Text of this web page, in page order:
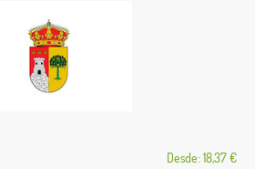
Desde: 18,37 €